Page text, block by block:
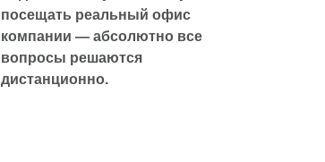
посещать реальный офис
компании — абсолютно все
вопросы решаются
дистанционно.